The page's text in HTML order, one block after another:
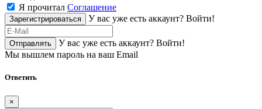
Я прочитал Соглашение
Зарегистрироваться У вас уже есть аккаунт? Войти!
Отправлять У вас уже есть аккаунт? Войти!
Мы вышлем пароль на ваш Email
Ответить
×